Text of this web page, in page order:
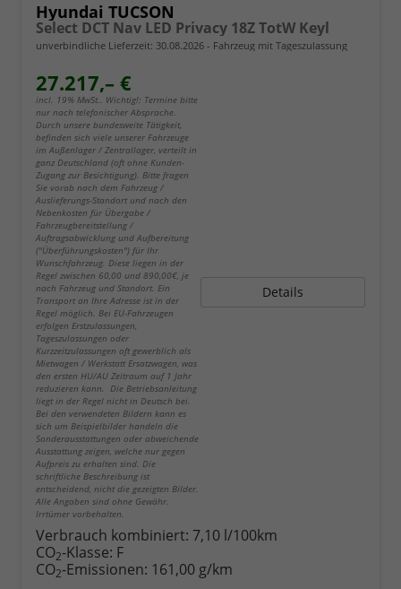
Hyundai TUCSON
Select DCT Nav LED Privacy 18Z TotW Keyl
unverbindliche Lieferzeit: 30.08.2026 Fahrzeug mit Tageszulassung
27.217,– €
incl. 19% MwSt.. Wichtig!: Termine bitte
nur nach telefonischer Absprache.
Durch unsere bundesweite Tätigkeit,
befinden sich viele unserer Fahrzeuge
im Außenlager / Zentrallager, verteilt in
ganz Deutschland (oft ohne Kunden-
Zugang zur Besichtigung). Bitte fragen
Sie vorab nach dem Fahrzeug /
Auslieferungs-Standort und nach den
Nebenkosten für Übergabe /
Fahrzeugbereitstellung /
Auftragsabwicklung und Aufbereitung
("Überführungskosten") für Ihr
Wunschfahrzeug. Diese liegen in der
Regel zwischen 60,00 und 890,00€, je
nach Fahrzeug und Standort. Ein
Transport an Ihre Adresse ist in der
Regel möglich. Bei EU-Fahrzeugen
erfolgen Erstzulassungen,
Tageszulassungen oder
Kurzzeitzulassungen oft gewerblich als
Mietwagen / Werkstatt Ersatzwagen, was
den ersten HU/AU Zeitraum auf 1 Jahr
reduzieren kann. Die Betriebsanleitung
liegt in der Regel nicht in Deutsch bei.
Bei den verwendeten Bildern kann es
sich um Beispielbilder handeln die
Sonderausstattungen oder abweichende
Ausstattung zeigen, welche nur gegen
Aufpreis zu erhalten sind. Die
schriftliche Beschreibung ist
entscheidend, nicht die gezeigten Bilder.
Alle Angaben sind ohne Gewähr.
Irrtümer vorbehalten.
Details
Verbrauch kombiniert: 7,10 l/100km
CO2-Klasse: F
CO2-Emissionen: 161,00 g/km